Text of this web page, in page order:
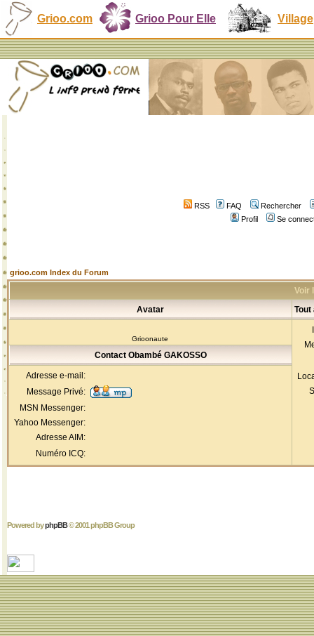
Grioo.com Grioo Pour Elle Village
RSS FAQ
Rechercher
Profil
Se
grioo.com Index du Forum
Voir
Avatar
Tout
Grioonaute
Contact Obambé GAKOSSO
Adresse e-mail:
Message Privé:
MSN Messenger:
Yahoo Messenger:
Adresse AIM:
Numéro ICQ:
Powered byphpBB© 2001 phpBB Group